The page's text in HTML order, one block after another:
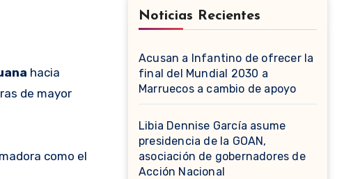
hacia
de mayor
como el
Noticias Recientes
Acusan a Infantino de ofrecer la
final del Mundial 2030 a
Marruecos a cambio de apoyo
Libia Dennise García asume
presidencia de la GOAN,
asociación de gobernadores de
Acción Nacional